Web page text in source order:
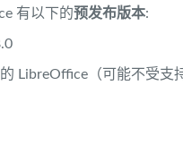
有以下的预发布版本:
LibreOffice（可能不受支